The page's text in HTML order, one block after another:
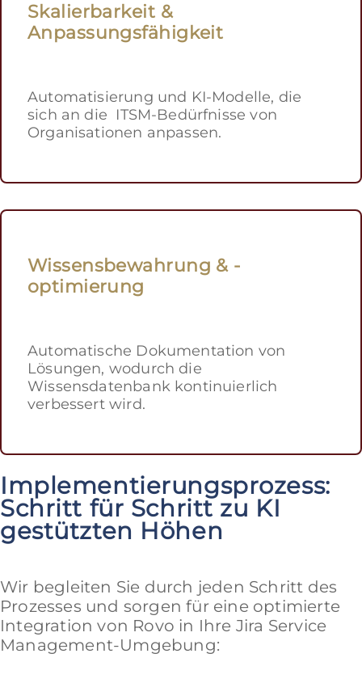
Skalierbarkeit &
Anpassungsfähigkeit
Automatisierung und KI-Modelle, die
sich an die ITSM-Bedürfnisse von
Organisationen anpassen.
Wissensbewahrung & -
optimierung
Automatische Dokumentation von
Lösungen, wodurch die
Wissensdatenbank kontinuierlich
verbessert wird.
Implementierungsprozess:
Schritt für Schritt zu KI
gestützten Höhen
Wir begleiten Sie durch jeden Schritt des
Prozesses und sorgen für eine optimierte
Integration von Rovo in Ihre Jira Service
Management-Umgebung: